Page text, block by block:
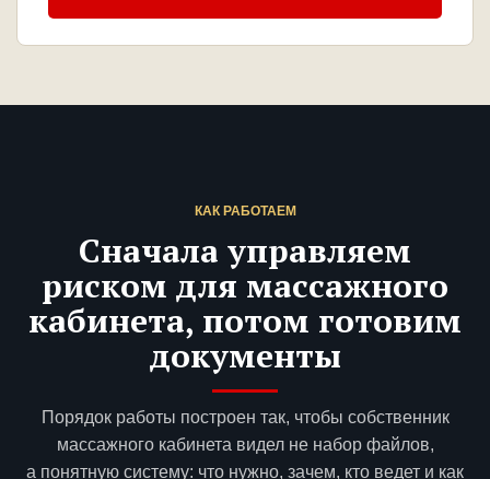
КАК РАБОТАЕМ
Сначала управляем
риском для массажного
кабинета, потом готовим
документы
Порядок работы построен так, чтобы собственник
массажного кабинета видел не набор файлов,
а понятную систему: что нужно, зачем, кто ведет и как